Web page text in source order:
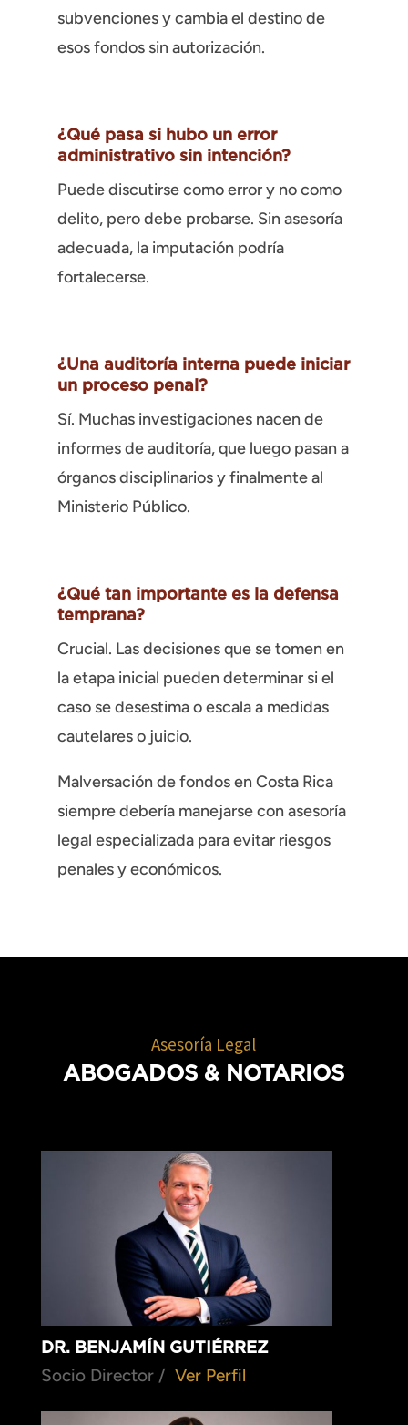
subvenciones y cambia el destino de
esos fondos sin autorización.
¿Qué pasa si hubo un error
administrativo sin intención?
Puede discutirse como error y no como
delito, pero debe probarse. Sin asesoría
adecuada, la imputación podría
fortalecerse.
¿Una auditoría interna puede iniciar
un proceso penal?
Sí. Muchas investigaciones nacen de
informes de auditoría, que luego pasan a
órganos disciplinarios y finalmente al
Ministerio Público.
¿Qué tan importante es la defensa
temprana?
Crucial. Las decisiones que se tomen en
la etapa inicial pueden determinar si el
caso se desestima o escala a medidas
cautelares o juicio.
Malversación de fondos en Costa Rica
siempre debería manejarse con asesoría
legal especializada para evitar riesgos
penales y económicos.
Asesoría Legal
ABOGADOS & NOTARIOS
DR. BENJAMÍN GUTIÉRREZ
Socio Director / Ver Perfil